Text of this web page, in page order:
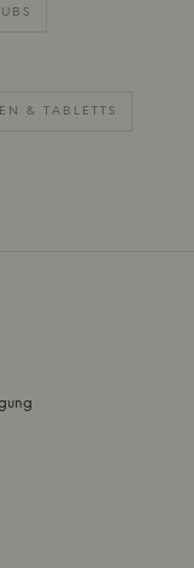
& TABLETTS